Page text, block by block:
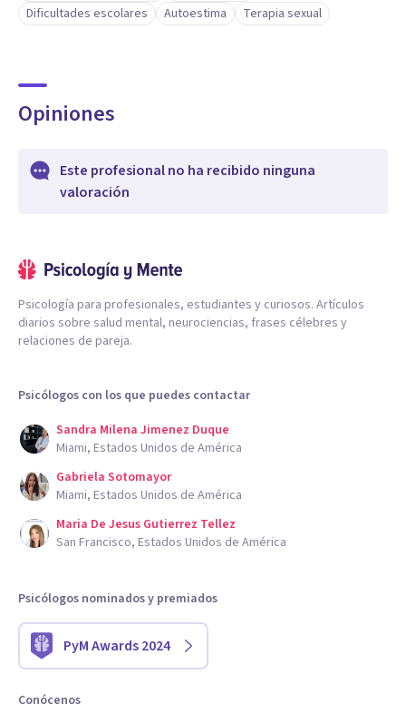
Dificultades escolares
Autoestima Terapia sexual
Opiniones
Este profesional no ha recibido ninguna
valoración
Psicología para profesionales, estudiantes y curiosos. Artículos
diarios sobre salud mental, neurociencias, frases célebres y
relaciones de pareja.
Psicólogos con los que puedes contactar
Sandra Milena Jimenez Duque
Miami, Estados Unidos de América
Gabriela Sotomayor
Miami, Estados Unidos de América
Maria De Jesus Gutierrez Tellez
San Francisco, Estados Unidos de América
Psicólogos nominados y premiados
PyM Awards 2024
Conócenos